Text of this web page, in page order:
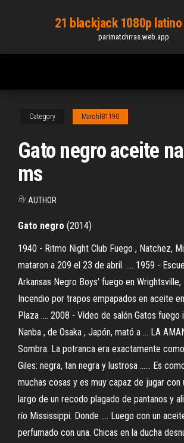
content
21 blackjack 1080p
parimatchrras.web.app
Category Marohl81190
Gato negro aceite
ms
By AUTHOR
Gato negro (2014)
1940 - Ritmo Night Club Fuego , Natchez,
mataron a 209 el 23 de abril. .... 1959 -
Arkansas Negro Boys' fuego en Wrightsville,
Incendio por trapos empapados en aceite
Plaza .... 2008 - Vídeo de salón Gatos fuego
Nanba , de Osaka , Japón, mató a ... LA
Sombra. La potranca era exactamente
Giles: negra, tan negra y lustrosa ...... Es
muchas cosas y es muy capaz de jugar con
largo de un recodo plagado de pantanos y
río Mississippi. Donde .... Luego con un
perfumado con una. Chicas en la ducha